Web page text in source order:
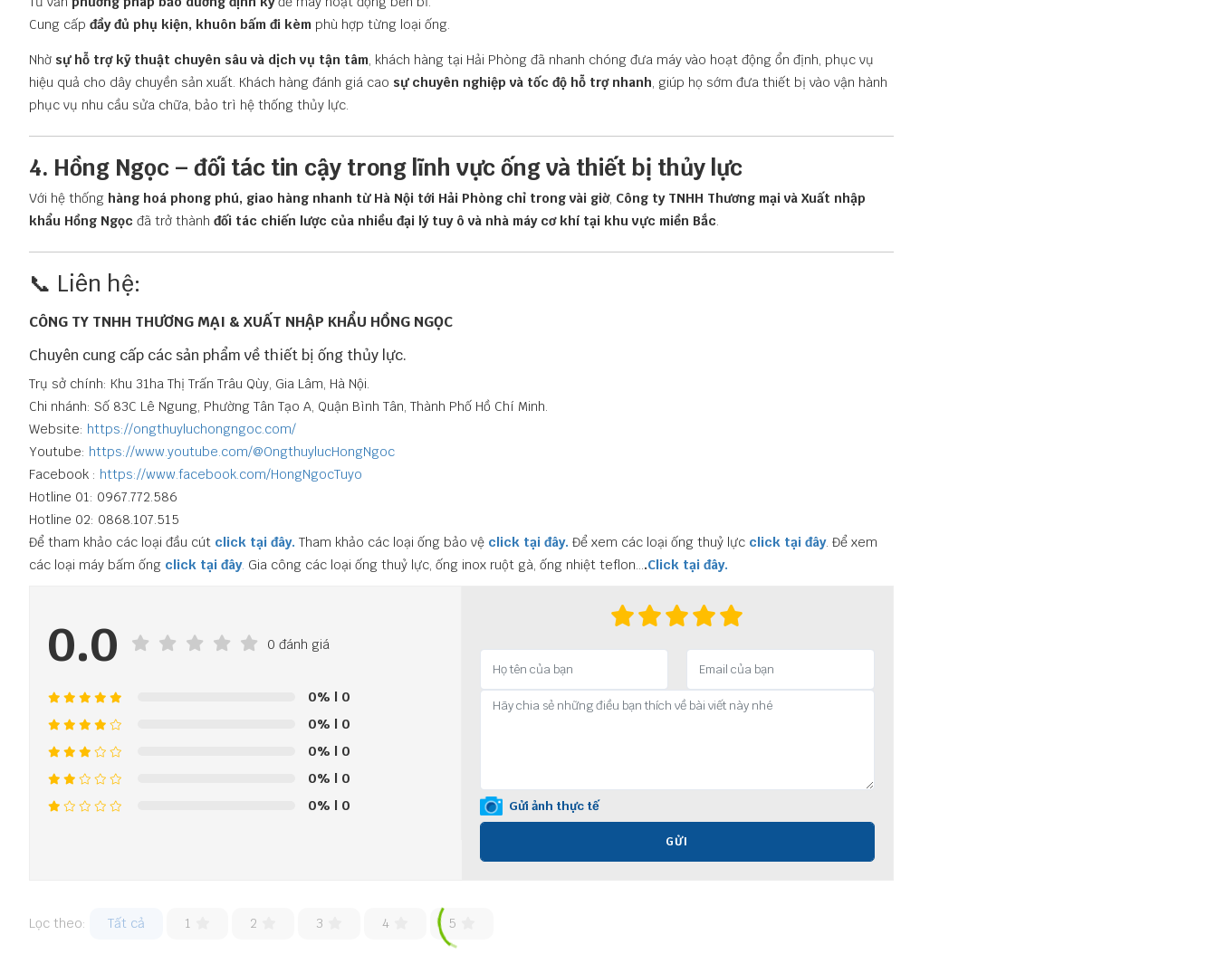
Cung cấp đầy đủ phụ kiện, khuôn bấm đi kèm phù hợp từng loại ống.
Nhờ sự hỗ trợ kỹ thuật chuyên sâu và dịch vụ tận tâm, khách hàng tại Hải Phòng đã nhanh chóng đưa máy vào hoạt động ổn định, phục vụ
hiệu quả cho dây chuyền sản xuất. Khách hàng đánh giá cao sự chuyên nghiệp và tốc độ hỗ trợ nhanh, giúp họ sớm đưa thiết bị vào vận hành
phục vụ nhu cầu sửa chữa, bảo trì hệ thống thủy lực.
4. Hồng Ngọc – đối tác tin cậy trong lĩnh vực ống và thiết bị thủy lực
Với hệ thống hàng hoá phong phú, giao hàng nhanh từ Hà Nội tới Hải Phòng chỉ trong vài giờ, Công ty TNHH Thương mại và Xuất nhập
khẩu Hồng Ngọc đã trở thành đối tác chiến lược của nhiều đại lý tuy ô và nhà máy cơ khí tại khu vực miền Bắc.
📞 Liên hệ:
CÔNG TY TNHH THƯƠNG MẠI & XUẤT NHẬP KHẨU HỒNG NGỌC
Chuyên cung cấp các sản phẩm về thiết bị ống thủy lực.
Trụ sở chính: Khu 31ha Thị Trấn Trâu Qùy, Gia Lâm, Hà Nội.
Chi nhánh: Số 83C Lê Ngung, Phường Tân Tạo A, Quận Bình Tân, Thành Phố Hồ Chí Minh.
Website: https://ongthuyluchongngoc.com/
Youtube: https://www.youtube.com/@OngthuylucHongNgoc
Facebook : https://www.facebook.com/HongNgocTuyo
Hotline 01: 0967.772.586
Hotline 02: 0868.107.515
Để tham khảo các loại đầu cút click tại đây. Tham khảo các loại ống bảo vệ click tại đây. Để xem các loại ống thuỷ lực click tại đây. Để xem
các loại máy bấm ống click tại đây. Gia công các loại ống thuỷ lực, ống inox ruột gà, ống nhiệt teflon….Click tại đây.
0.0 0 đánh giá
0% | 0
0% | 0
0% | 0
0% | 0
0% | 0 Gửi ảnh thực tế
GỬI
Lọc theo: Tất cả 1 2 3 4 5